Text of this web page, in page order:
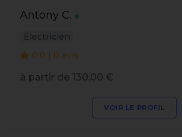
Antony C.
Électricien
0.0 | 0 avis
à partir de 130,00 €
VOIR LE PROFIL